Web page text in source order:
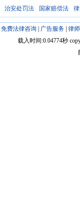
治安处罚法 国家赔偿法
免费法律咨询 广告服务| 律
载入时间:0.04774秒